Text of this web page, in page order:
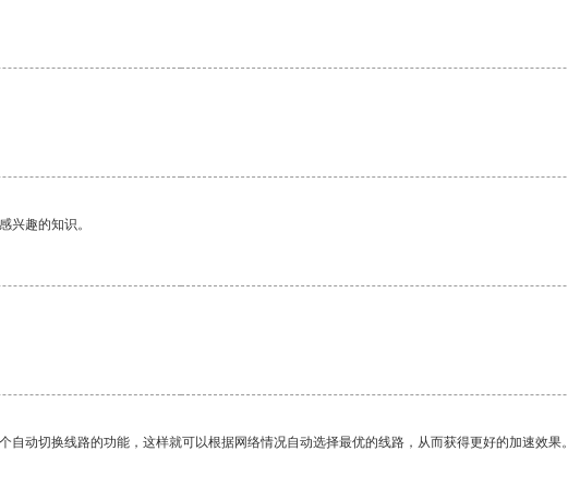
兴趣的知识。
动切换线路的功能，这样就可以根据网络情况自动选择最优的线路，从而获得更好的加速效果。